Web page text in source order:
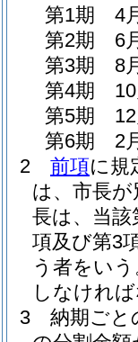
第1期 4
第2期 6
第3期 8
第4期 10
第5期 12
第6期 2
2
前項に規
は、市長
長は、当該
項及び第3
う者をい
しなけれ
3
納期ごと